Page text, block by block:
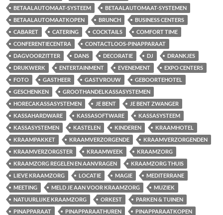
BETAALAUTOMAAT-SYSTEEM
BETAALAUTOMAAT-SYSTEMEN
BETAALAUTOMAATKOPEN
BRUNCH
BUSINESS CENTERS
CABARET
CATERING COCKTAILS
COMFORT TIME
CONFERENTIECENTRA
CONTACTLOOS-PINAPPARAAT
DAGVOORZITTER
DANS DECORATIE DJ
DRANKJES
DRUKWERK
ENTERTAINMENT EVENEMENT
EXPO CENTERS
FOTO
GASTHEER GASTVROUW
GEBOORTEHOTEL
GESCHENKEN
GROOTHANDELKASSASYSTEMEN
HORECAKASSASYSTEMEN
JE BENT
JE BENT ZWANGER
KASSAHARDWARE
KASSASOFTWARE
KASSASYSTEEM
KASSASYSTEMEN
KASTELEN KINDEREN
KRAAMHOTEL
KRAAMPAKKET
KRAAMVERZORGENDE
KRAAMVERZORGENDEN
KRAAMVERZORGSTER
KRAAMWEEK
KRAAMZORG
KRAAMZORG REGELEN EN AANVRAGEN
KRAAMZORG THUIS
LIEVE KRAAMZORG
LOCATIE MAGIE
MEDITERRANE
MEETING
MELD JE AAN VOOR KRAAMZORG
MUZIEK
NATUURLIJKE KRAAMZORG
ORKEST
PARKEN & TUINEN
PINAPPARAAT
PINAPPARAATHUREN
PINAPPARAATKOPEN